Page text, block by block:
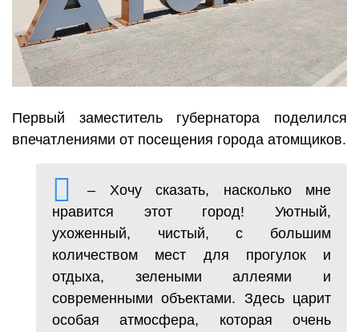
Первый заместитель губернатора поделился
впечатлениями от посещения города атомщиков.
– Хочу сказать, насколько мне
нравится этот город! Уютный,
ухоженный, чистый, с большим
количеством мест для прогулок и
отдыха, зелеными аллеями и
современными объектами. Здесь царит
особая атмосфера, которая очень